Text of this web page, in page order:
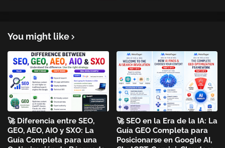
You might like
🚀 Diferencia entre SEO,
GEO, AEO, AIO y SXO: La
Guía Completa para una
🚀 SEO en la Era de la IA: La
Guía GEO Completa para
Posicionarse en Google AI,